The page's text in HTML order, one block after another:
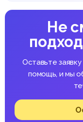
Не
Оставьте
помощь, и мы